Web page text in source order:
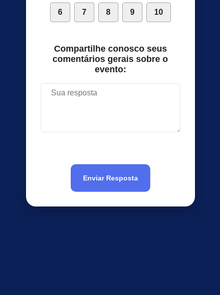
6 7 8 9 10
Compartilhe conosco seus
comentários gerais sobre o
evento: